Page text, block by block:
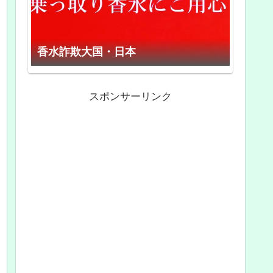
香水詐欺大国・日本
スポンサーリンク